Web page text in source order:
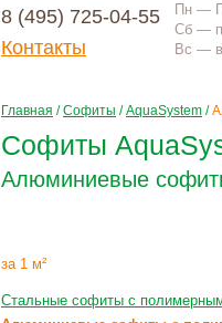
8 (495) 725-04-55
Контакты
Пн —
Сб —
Вс —
Главная /Софиты /AquaSystem /
Софиты
Алюминиевые
за 1 м²
Стальные софиты с